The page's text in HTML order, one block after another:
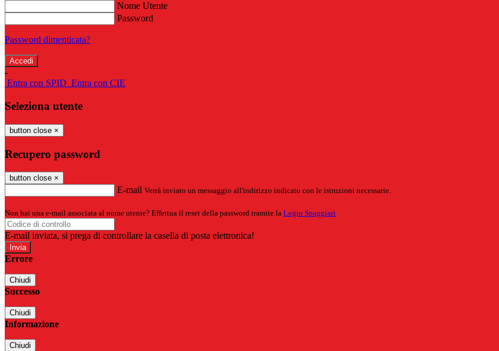
Nome Utente
Password
Password dimenticata?
-
Entra con SPID Entra con CIE
Seleziona utente
button close ×
Recupero password
button close ×
E-mail Verrà inviato un messaggio all'indirizzo indicato con le istruzioni necessarie.
Non hai una e-mail associata al nome utente? Effettua il reset della password tramite la Login Spaggiari
E-mail inviata, si prega di controllare la casella di posta elettronica!
Errore
Chiudi
Successo
Chiudi
Informazione
Chiudi